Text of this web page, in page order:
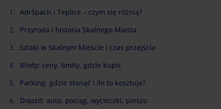
Adršpach i Teplice – czym się różnią?
Przyroda i historia Skalnego Miasta
Szlaki w Skalnym Mieście i czas przejścia
Bilety: ceny, limity, gdzie kupić
Parking: gdzie stanąć i ile to kosztuje?
Dojazd: auto, pociąg, wycieczki, pieszo